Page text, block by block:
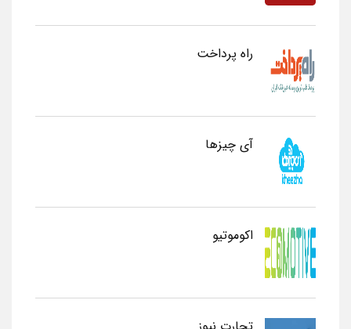
راه پرداخت
آی چیزها
اکوموتیو